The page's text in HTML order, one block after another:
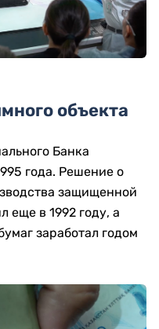
объекта
Банка
года. Решение о
защищенной
еще в 1992 году, а
заработал годом